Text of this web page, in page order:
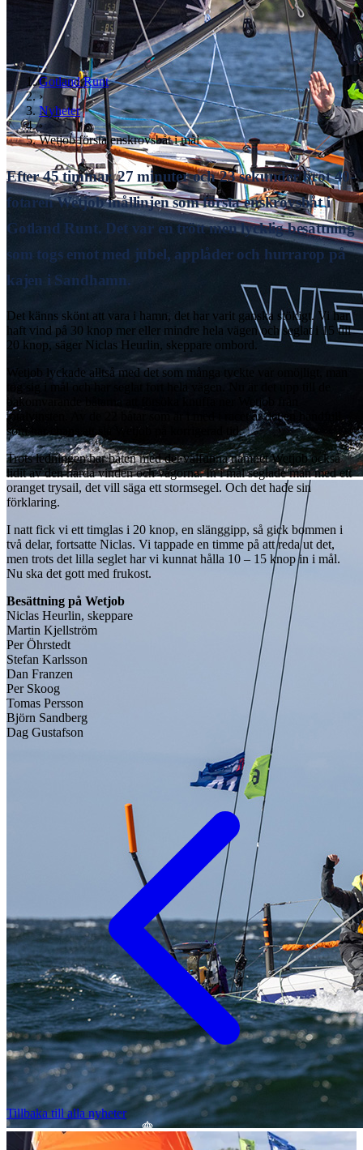
Gotland Runt
›
Nyheter
›
Wetjob första enskrovsbåt i mål
Efter 45 timmar, 27 minuter och 23 sekunder bröt 40-
fotaren Wetjob mållinjen som första enskrovsbåt i
Gotland Runt. Det var en trött men lycklig besättning
som togs emot med jubel, applåder och hurrarop på
kajen i Sandhamn.
Det känns skönt att vara i hamn, det har varit ganska stökigt. Vi har
haft vind på 30 knop mer eller mindre hela vägen och seglat i 15 till
20 knop, säger Niclas Heurlin, skeppare ombord.
Wetjob lyckade alltså med det som många tyckte var omöjligt, man
tog sig i mål och har seglat fort hela vägen. Nu är det upp till de
bakomvarande båtarna att försöka knuffa ner Wetjob från
totalvinsten. Av de 22 båtar som är i med i racet är det en handfull
som har chans att slå Wetjob på korrigerad tid.
Trots ledningen har båten med det välfunna namnet Wetjob också
lidit av den hårda vinden och vågorna. In i mål seglade man med ett
oranget trysail, det vill säga ett stormsegel. Och det hade sin
förklaring.
I natt fick vi ett timglas i 20 knop, en slänggipp, så gick bommen i
två delar, fortsatte Niclas. Vi tappade en timme på att reda ut det,
men trots det lilla seglet har vi kunnat hålla 10 – 15 knop in i mål.
Nu ska det gott med frukost.
Besättning på Wetjob
Niclas Heurlin, skeppare
Martin Kjellström
Per Öhrstedt
Stefan Karlsson
Dan Franzen
Per Skoog
Tomas Persson
Björn Sandberg
Dag Gustafson
Tillbaka till alla nyheter